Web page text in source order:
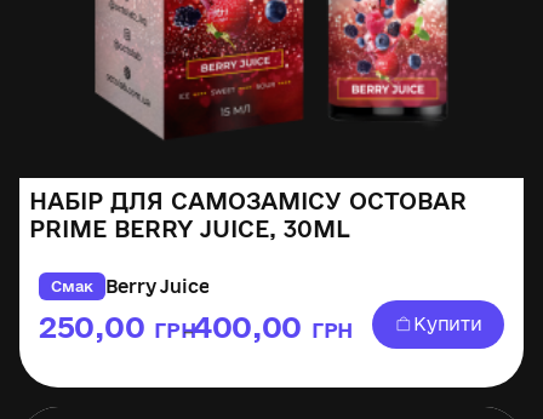
НАБІР ДЛЯ САМОЗАМІСУ OCTOBAR
PRIME BERRY JUICE, 30ML
Смак Berry Juice
250,00 ГРН
–400,00 ГРН Купити